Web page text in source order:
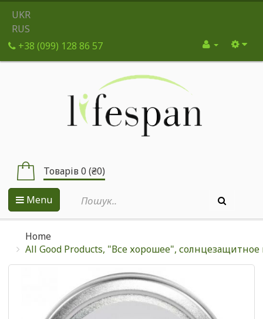
UKR
RUS
+38 (099) 128 86 57
Товарів 0 (₴0)
Menu
Home
All Good Products, "Все хорошее", солнцезащитное